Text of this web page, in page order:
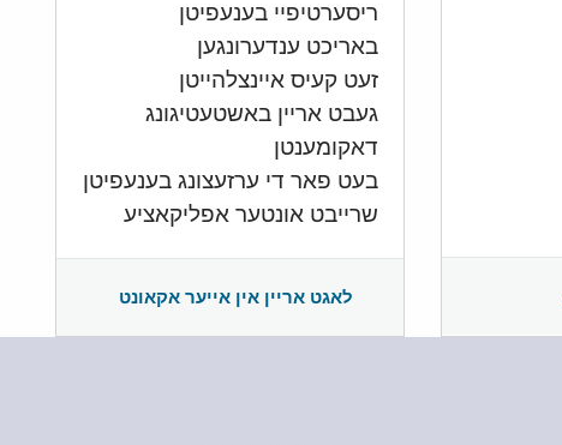
ריסערטיפיי בענעפיטן
באריכט ענדערונגען
זעט קעיס איינצלהייטן
געבט אריין באשטעטיגונג
דאקומענטן
בעט פאר די ערזעצונג בענעפיטן
שרייבט אונטער אפליקאציע
לאגט אריין אין אייער אקאונט